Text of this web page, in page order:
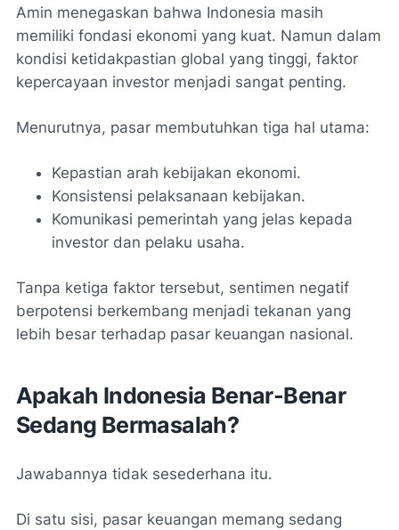
Amin menegaskan bahwa Indonesia masih
memiliki fondasi ekonomi yang kuat. Namun dalam
kondisi ketidakpastian global yang tinggi, faktor
kepercayaan investor menjadi sangat penting.
Menurutnya, pasar membutuhkan tiga hal utama:
Kepastian arah kebijakan ekonomi.
Konsistensi pelaksanaan kebijakan.
Komunikasi pemerintah yang jelas kepada
investor dan pelaku usaha.
Tanpa ketiga faktor tersebut, sentimen negatif
berpotensi berkembang menjadi tekanan yang
lebih besar terhadap pasar keuangan nasional.
Apakah Indonesia Benar-Benar
Sedang Bermasalah?
Jawabannya tidak sesederhana itu.
Di satu sisi, pasar keuangan memang sedang